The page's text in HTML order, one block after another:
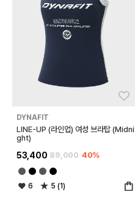
DYNAFIT
LINE-UP (라인업) 여성 브라탑 (Midni
ght)
53,400 89,000 40%
6 5 (1)